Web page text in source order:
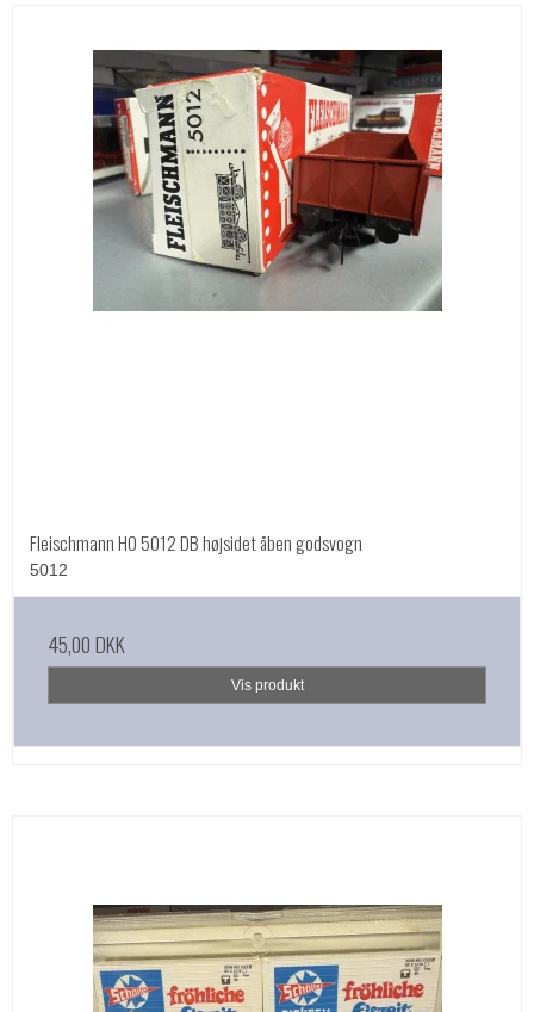
Fleischmann HO 5012 DB højsidet åben godsvogn
5012
45,00 DKK
Vis produkt